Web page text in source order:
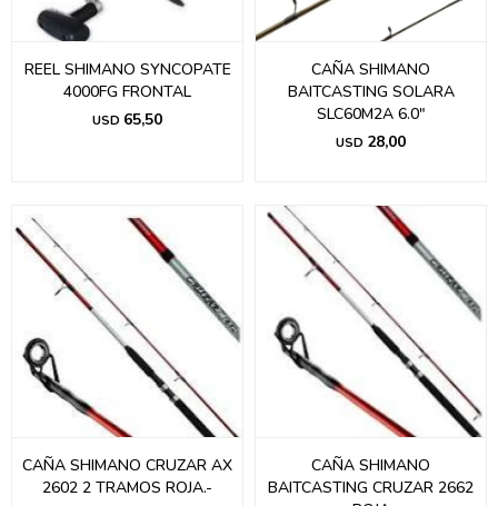
REEL SHIMANO SYNCOPATE
4000FG FRONTAL
USD 65,50
CAÑA SHIMANO
BAITCASTING SOLARA
SLC60M2A 6.0"
USD 28,00
CAÑA SHIMANO CRUZAR AX
2602 2 TRAMOS ROJA.-
CAÑA SHIMANO
BAITCASTING CRUZAR 2662